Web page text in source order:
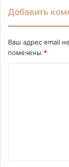
Добавить
Ваш адрес email
помечены *
т